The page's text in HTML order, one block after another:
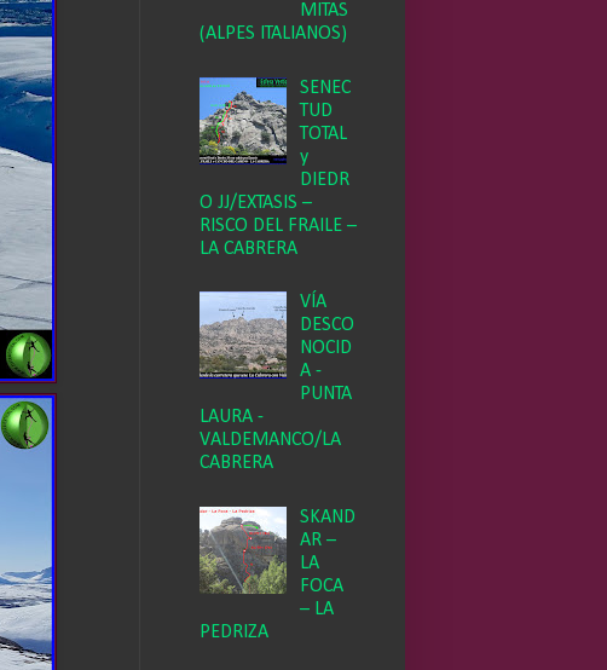
MITAS
(ALPES ITALIANOS)
SENEC
TUD
TOTAL
y
DIEDR
O JJ/EXTASIS –
RISCO DEL FRAILE –
LA CABRERA
VÍA
DESCO
NOCID
A -
PUNTA
LAURA -
VALDEMANCO/LA
CABRERA
SKAND
AR –
LA
FOCA
– LA
PEDRIZA